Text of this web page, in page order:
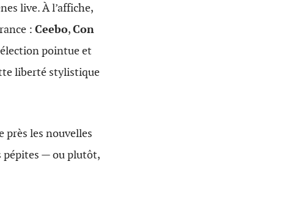
live. À l’affiche,
: Ceebo,Con
pointue et
liberté stylistique
près les nouvelles
pépites — ou plutôt,